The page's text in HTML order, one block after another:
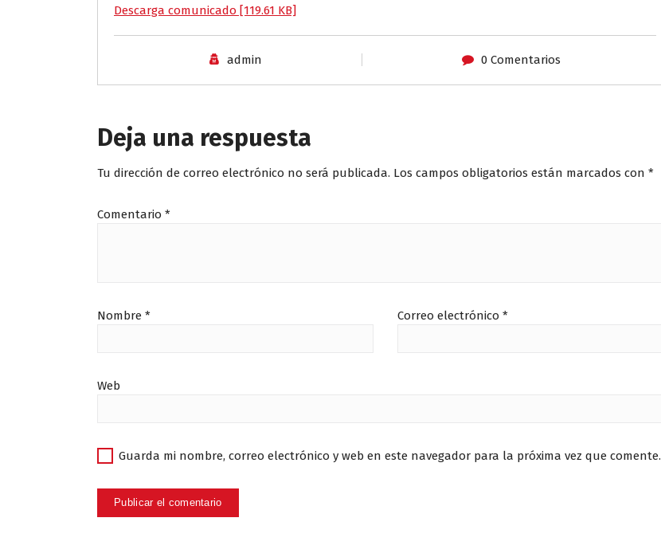
Descarga comunicado [119.61 KB]
admin 0 Comentarios
Deja una respuesta
Tu dirección de correo electrónico no será publicada. Los campos obligatorios están marcados con *
Comentario *
Nombre * Correo electrónico *
Web
Guarda mi nombre, correo electrónico y web en este navegador para la próxima vez que comente.